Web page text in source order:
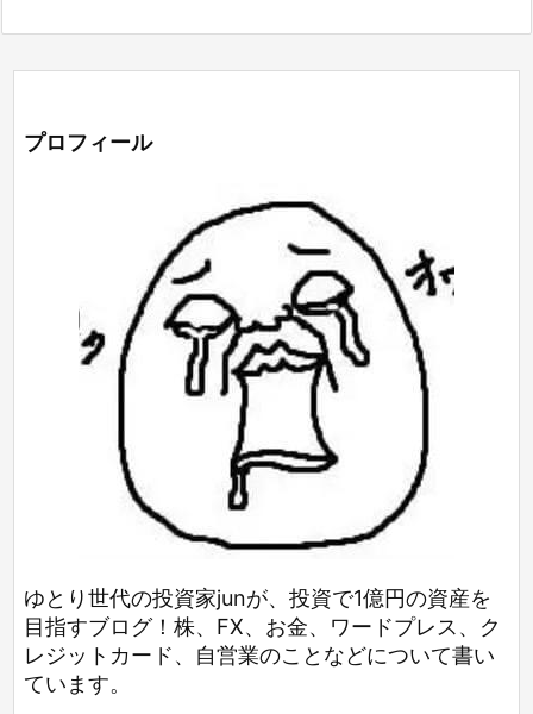
プロフィール
ゆとり世代の投資家junが、投資で1億円の資産を
目指すブログ！株、FX、お金、ワードプレス、ク
レジットカード、自営業のことなどについて書い
ています。